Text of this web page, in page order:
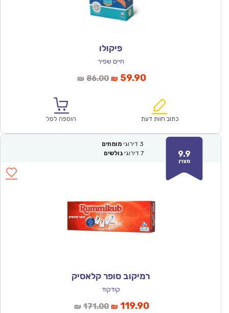
פיקולו
חיים שפיר
₪ 86.00המחיר
₪86.00.
₪ 59.90המחיר
הוא:
כתוב חוות דעת הוספה לסל
9.9
מצוין
3 דירוגי מומחים
7 דירוגי גולשים
רמיקוב סופר קלאסיק
קודקוד
₪ 171.00המחיר
₪ 119.90המחיר